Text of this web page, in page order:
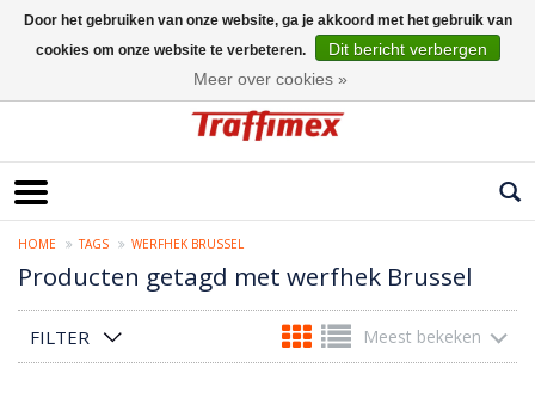
HOME TAGS WERFHEK BRUSSEL
Producten getagd met werfhek Brussel
FILTER Meest bekeken
Door het gebruiken van onze website, ga je akkoord met het gebruik van
cookies om onze website te verbeteren.
Dit bericht verbergen
Meer over cookies »